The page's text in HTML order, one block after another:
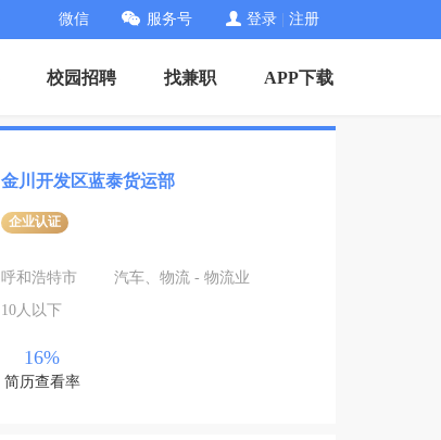
微信 服务号 登录 注册
校园招聘 找兼职 APP下载
金川开发区蓝泰货运部
企业认证
呼和浩特市
汽车、物流 - 物流业
10人以下
16%
简历查看率